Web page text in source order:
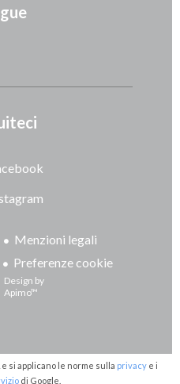
Menzioni legali
Preferenze cookie
Design by
Apimo™
si applicano le norme sulla privacy e i
di Google.